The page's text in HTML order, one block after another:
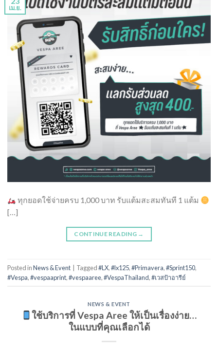
เม.ย.
ทุกยอดใช้จ่ายครบ 1,000 บาท รับแต้มสะสมทันที 1 แต้ม
[…]
CONTINUE READING →
Posted inNews & Event Tagged#LX,#lx125,#Primavera,#Sprint150,
#Vespa,#vespaaprint,#vespaaree,#VespaThailand,#เวสป้าอารีย์
NEWS & EVENT
ใช้บริการที่ Vespa Aree ให้เป็นเรื่องง่าย…
ในแบบที่คุณเลือกได้